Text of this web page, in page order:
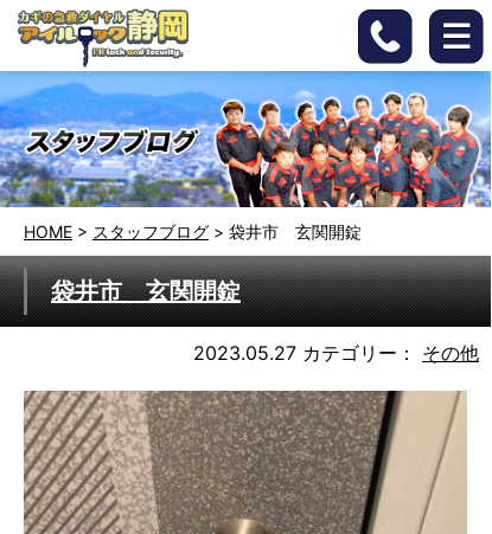
HOME > スタッフブログ > 袋井市 玄関開錠
袋井市 玄関開錠
2023.05.27 カテゴリー： その他